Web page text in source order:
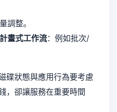
調整。
畫式工作流：例如批次/
碟狀態與應用行為要考慮
，卻讓服務在重要時間